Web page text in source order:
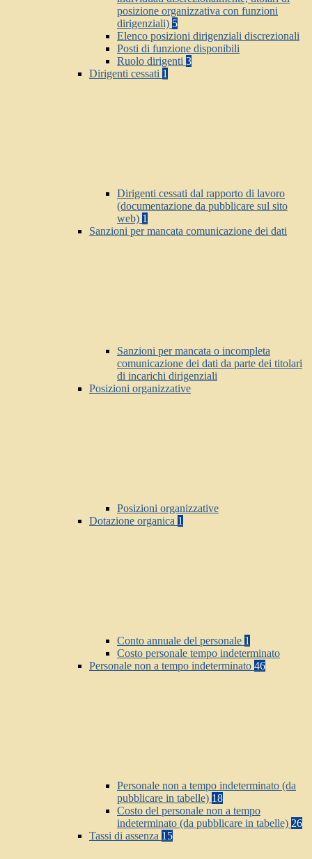
posizione organizzativa con funzioni
dirigenziali) 5
Elenco posizioni dirigenziali discrezionali
Posti di funzione disponibili
Ruolo dirigenti 3
Dirigenti cessati 1
Dirigenti cessati dal rapporto di lavoro
(documentazione da pubblicare sul sito
web) 1
Sanzioni per mancata comunicazione dei dati
Sanzioni per mancata o incompleta
comunicazione dei dati da parte dei titolari
di incarichi dirigenziali
Posizioni organizzative
Posizioni organizzative
Dotazione organica 1
Conto annuale del personale 1
Costo personale tempo indeterminato
Personale non a tempo indeterminato 46
Personale non a tempo indeterminato (da
pubblicare in tabelle) 18
Costo del personale non a tempo
indeterminato (da pubblicare in tabelle) 26
Tassi di assenza 15